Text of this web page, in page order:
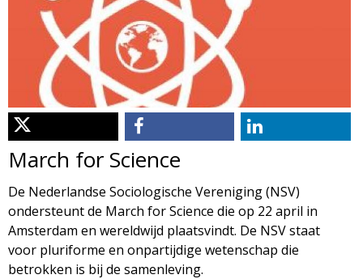
l
o
g
i
e
n
u
March for Science
De Nederlandse Sociologische Vereniging (NSV)
ondersteunt de March for Science die op 22 april in
Amsterdam en wereldwijd plaatsvindt. De NSV staat
voor pluriforme en onpartijdige wetenschap die
betrokken is bij de samenleving.